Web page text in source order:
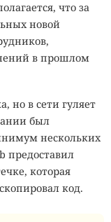
что за
новой
в прошлом
но в сети гуляет
был
нескольких
предоставил
которая
код.